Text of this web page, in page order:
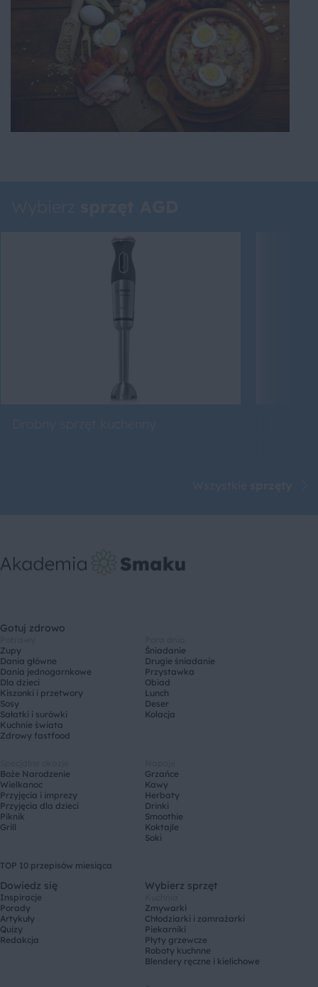
Gotuj zdrowo
Zupy
Dania główne
Dania jednogarnkowe
Dla dzieci
Kiszonki i przetwory
Sosy
Sałatki i surówki
Kuchnie świata
Zdrowy fastfood
Śniadanie
Drugie śniadanie
Przystawka
Obiad
Lunch
Deser
Kolacja
Boże Narodzenie
Wielkanoc
Przyjęcia i imprezy
Przyjęcia dla dzieci
Piknik
Grill
Grzańce
Kawy
Herbaty
Drinki
Smoothie
Koktajle
Soki
TOP 10 przepisów miesiąca
Dowiedz się
Inspiracje
Porady
Artykuły
Quizy
Redakcja
Wybierz sprzęt
Zmywarki
Chłodziarki i zamrażarki
Piekarniki
Płyty grzewcze
Roboty kuchnne
Blendery ręczne i kielichowe